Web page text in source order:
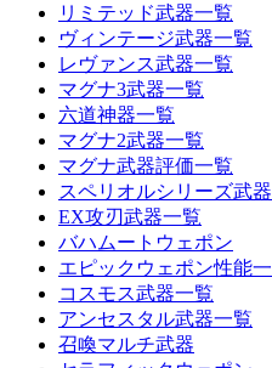
リミテッド武器一覧
ヴィンテージ武器一覧
レヴァンス武器一覧
マグナ3武器一覧
六道神器一覧
マグナ2武器一覧
マグナ武器評価一覧
スペリオルシリーズ武
EX攻刃武器一覧
バハムートウェポン
エピックウェポン性能
コスモス武器一覧
アンセスタル武器一覧
召喚マルチ武器